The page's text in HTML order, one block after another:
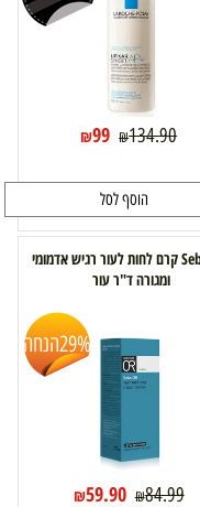
₪134.90
₪99
הוסף לסל
Sebo OR קרם לחות לעור רגיש אדמומי
ומגורה ד"ר עור
29%הנחה
₪84.99
₪59.90